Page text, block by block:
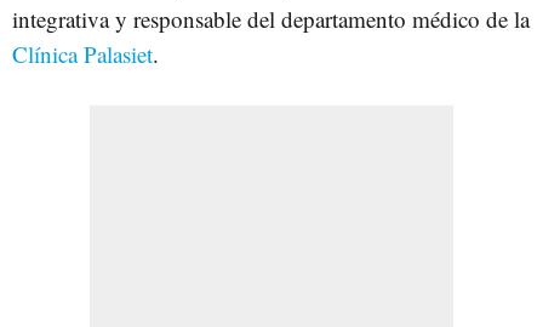
integrativa y responsable del departamento médico de la
Clínica Palasiet.